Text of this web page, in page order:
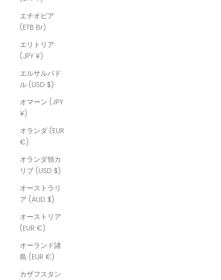
エチオピア
(ETB Br)
エリトリア
(JPY ¥)
エルサルバド
ル (USD $)
オマーン (JPY
¥)
オランダ (EUR
€)
オランダ領カ
リブ (USD $)
オーストラリ
ア (AUD $)
オーストリア
(EUR €)
オーランド諸
島 (EUR €)
カザフスタン